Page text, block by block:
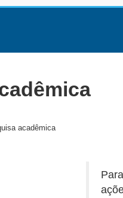
acadêmica